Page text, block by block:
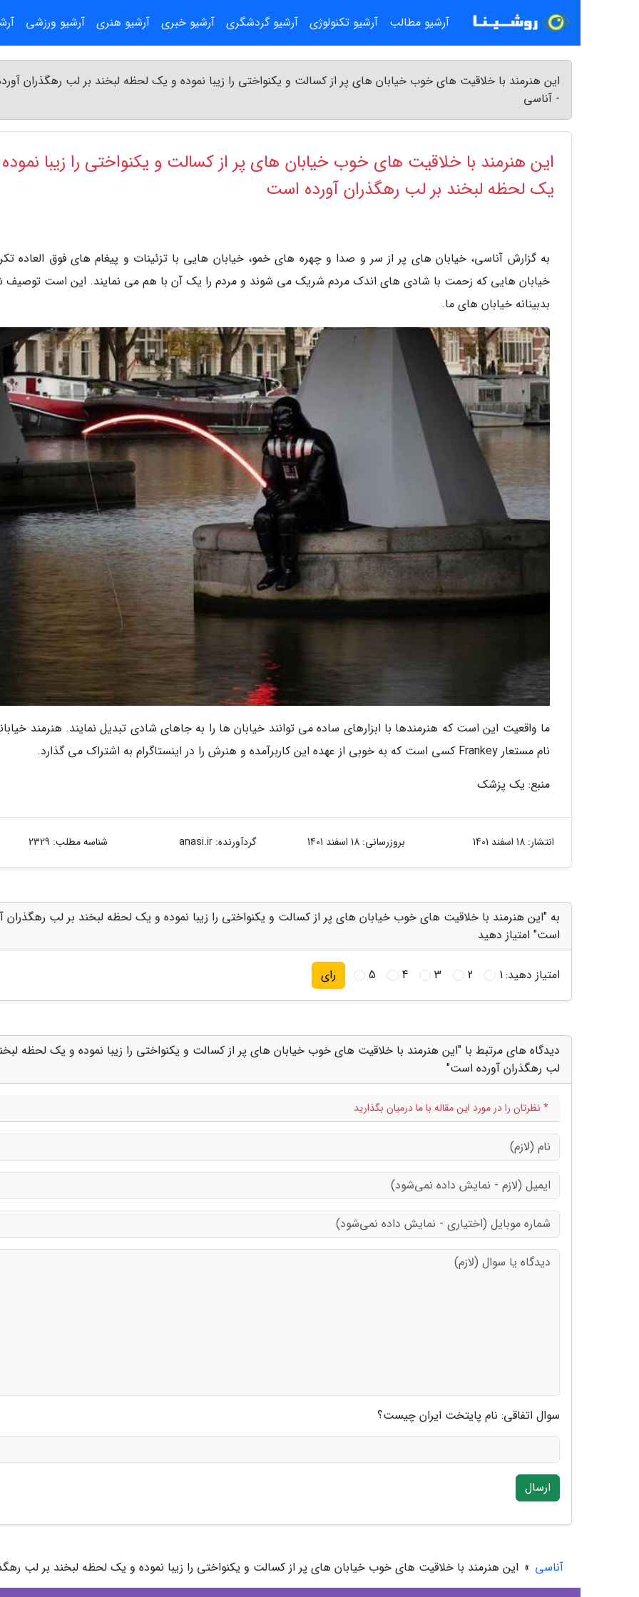
این هنرمند با خلاقیت های خوب خیابان های پر از کسالت و یکنواختی را زیبا نموده و یک لحظه لبخند بر لب رهگذران
- آناسی
این هنرمند با خلاقیت های خوب خیابان های پر از کسالت و یکنواختی را زیبا
یک لحظه لبخند بر لب رهگذران آورده است
به گزارش آناسی، خیابان های پر از سر و صدا و چهره های خمو، خیابان هایی با تزئینات و پیغام های فوق العاده
خیابان هایی که زحمت با شادی های اندک مردم شریک می شوند و مردم را یک آن با هم می نمایند. این است توصیف
بدبینانه خیابان های ما.
ما واقعیت این است که هنرمندها با ابزارهای ساده می توانند خیابان ها را به جاهای شادی تبدیل نمایند. هنرمند
نام مستعار Frankey کسی است که به خوبی از عهده این کاربرآمده و هنرش را در اینستاگرام به اشتراک می گذارد.
منبع: یک پزشک
انتشار: 18 اسفند 1401 بروزرسانی: 18 اسفند 1401 گردآورنده:anasi.ir شناسه مطلب: 2329
به "این هنرمند با خلاقیت های خوب خیابان های پر از کسالت و یکنواختی را زیبا نموده و یک لحظه لبخند بر لب رهگذران
است" امتیاز دهید
امتیاز دهید:1
2
3
4
5 رای
دیدگاه های مرتبط با "این هنرمند با خلاقیت های خوب خیابان های پر از کسالت و یکنواختی را زیبا نموده و یک لحظه
لب رهگذران آورده است"
* نظرتان را در مورد این مقاله با ما درمیان بگذارید
سوال اتفاقی: نام پایتخت ایران چیست؟
ارسال
آناسی » این هنرمند با خلاقیت های خوب خیابان های پر از کسالت و یکنواختی را زیبا نموده و یک لحظه لبخند بر لب
آرشیو مطالب آرشیو تکنولوژی آرشیو گردشگری آرشیو خبری آرشیو هنری آرشیو ورزشی